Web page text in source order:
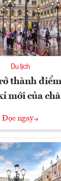
Du lịch
thành
mới của
Đọc ngay